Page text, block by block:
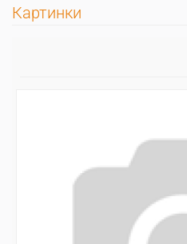
Картинки